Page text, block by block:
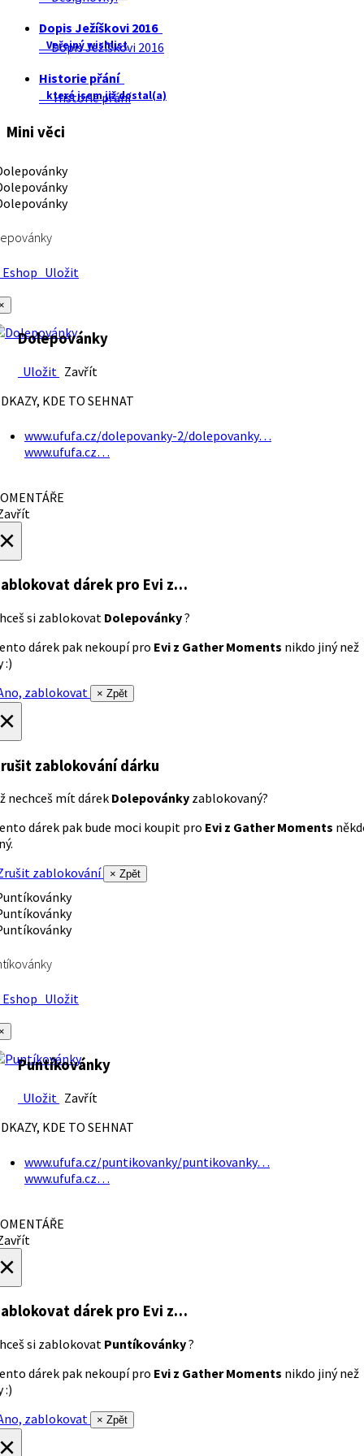
Dopis Ježíškovi 2016
Veřejný wishlist
Dopis Ježíškovi 2016
Historie přání
které jsem již dostal(a)
Historie přání
Mini věci
Uložit
Dolepovánky
Uložit Zavřít
KDE TO SEHNAT
www.ufufa.cz/dolepovanky-2/dolepovanky…
www.ufufa.cz…
dárek pro Evi z…
si zablokovat Dolepovánky?
dárek pak nekoupí pro Evi z Gather Moments nikdo jiný než
:)
zablokovat
× Zpět
zablokování dárku
nechceš mít dárek Dolepovánky zablokovaný?
dárek pak bude moci koupit pro Evi z Gather Moments
zablokování
× Zpět
Uložit
Puntíkovánky
Uložit Zavřít
KDE TO SEHNAT
www.ufufa.cz/puntikovanky/puntikovanky…
www.ufufa.cz…
dárek pro Evi z…
si zablokovat Puntíkovánky?
dárek pak nekoupí pro Evi z Gather Moments nikdo jiný než
:)
zablokovat
× Zpět